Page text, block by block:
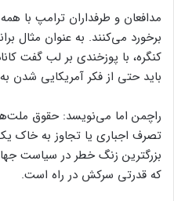
مدافعان و طرفداران ترامپ با
برخورد می‌کنند. به عنوان مثال
کنگره، با پوزخندی بر لب گفت
باید حتی از فکر آمریکایی شدن به
راچمن اما می‌نویسد: حقوق
تصرف اجباری یا تجاوز به خاک
بزرگترین زنگ خطر در سیاست
که قدرتی سرکش در راه است.